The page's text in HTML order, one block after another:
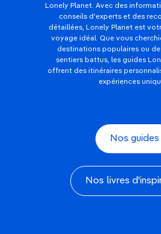
Lonely Planet. Avec des
conseils d'experts et des
détaillées, Lonely Planet est
voyage idéal. Que vous
destinations populaires ou
sentiers battus, les guides
offrent des itinéraires
expériences
Nos guides
Nos livres